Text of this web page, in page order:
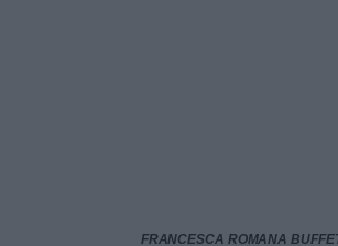
FRANCESCA ROMANA